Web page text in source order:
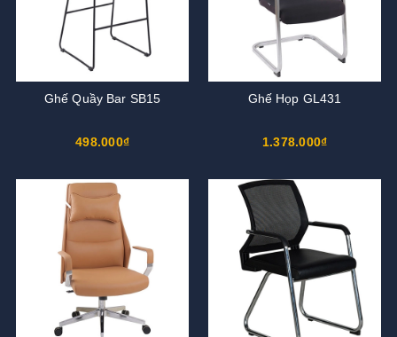
Ghế Quầy Bar SB15
498.000₫
Ghế Họp GL431
1.378.000₫